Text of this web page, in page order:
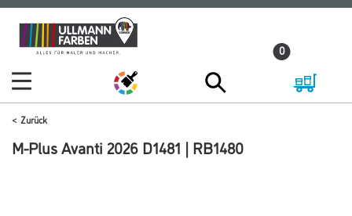
Zum
Inhalt
Zum
Navigationsmenü
0
Zurück
M-Plus Avanti 2026 D1481 | RB1480